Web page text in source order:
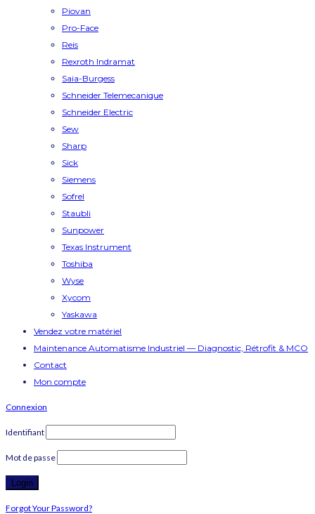
Piovan
Pro-Face
Reis
Rexroth Indramat
Saia-Burgess
Schneider Telemecanique
Schneider Electric
Sew
Sharp
Sick
Siemens
Sofrel
Staubli
Sunpower
Texas Instrument
Toshiba
Wyse
Xycom
Yaskawa
Vendez votre matériel
Maintenance Automatisme Industriel — Diagnostic, Rétrofit & MCO
Contact
Mon compte
Connexion
Identifiant
Mot de passe
Forgot Your Password?